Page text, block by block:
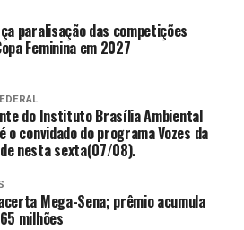
paralisação das competições
Feminina em 2027
do Instituto Brasília Ambiental
o convidado do programa Vozes da
nesta sexta(07/08).
Mega-Sena; prêmio acumula
milhões